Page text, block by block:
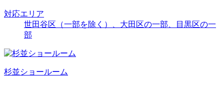
対応エリア
世田谷区（一部を除く）、大田区の一部、目黒区の一
部
杉並ショールーム